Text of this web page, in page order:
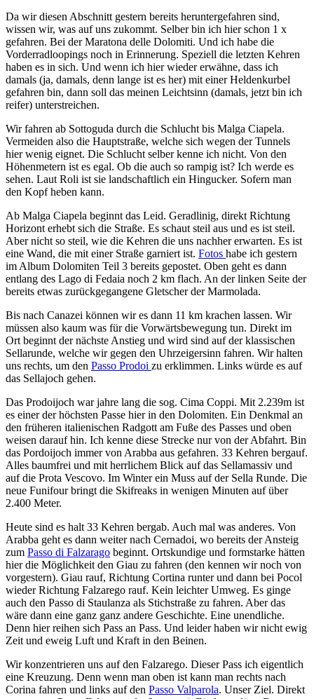
Da wir diesen Abschnitt gestern bereits heruntergefahren sind,
wissen wir, was auf uns zukommt. Selber bin ich hier schon 1 x
gefahren. Bei der Maratona delle Dolomiti. Und ich habe die
Vorderradloopings noch in Erinnerung. Speziell die letzten Kehren
haben es in sich. Und wenn ich hier wieder erwähne, dass ich
damals (ja, damals, denn lange ist es her) mit einer Heldenkurbel
gefahren bin, dann soll das meinen Leichtsinn (damals, jetzt bin ich
reifer) unterstreichen.
Wir fahren ab Sottoguda durch die Schlucht bis Malga Ciapela.
Vermeiden also die Hauptstraße, welche sich wegen der Tunnels
hier wenig eignet. Die Schlucht selber kenne ich nicht. Von den
Höhenmetern ist es egal. Ob die auch so rampig ist? Ich werde es
sehen. Laut Roli ist sie landschaftlich ein Hingucker. Sofern man
den Kopf heben kann.
Ab Malga Ciapela beginnt das Leid. Geradlinig, direkt Richtung
Horizont erhebt sich die Straße. Es schaut steil aus und es ist steil.
Aber nicht so steil, wie die Kehren die uns nachher erwarten. Es ist
eine Wand, die mit einer Straße garniert ist. Fotos habe ich gestern
im Album Dolomiten Teil 3 bereits gepostet. Oben geht es dann
entlang des Lago di Fedaia noch 2 km flach. An der linken Seite der
bereits etwas zurückgegangene Gletscher der Marmolada.
Bis nach Canazei können wir es dann 11 km krachen lassen. Wir
müssen also kaum was für die Vorwärtsbewegung tun. Direkt im
Ort beginnt der nächste Anstieg und wird sind auf der klassischen
Sellarunde, welche wir gegen den Uhrzeigersinn fahren. Wir halten
uns rechts, um den Passo Prodoi zu erklimmen. Links würde es auf
das Sellajoch gehen.
Das Prodoijoch war jahre lang die sog. Cima Coppi. Mit 2.239m ist
es einer der höchsten Passe hier in den Dolomiten. Ein Denkmal an
den früheren italienischen Radgott am Fuße des Passes und oben
weisen darauf hin. Ich kenne diese Strecke nur von der Abfahrt. Bin
das Pordoijoch immer von Arabba aus gefahren. 33 Kehren bergauf.
Alles baumfrei und mit herrlichem Blick auf das Sellamassiv und
auf die Prota Vescovo. Im Winter ein Muss auf der Sella Runde. Die
neue Funifour bringt die Skifreaks in wenigen Minuten auf über
2.400 Meter.
Heute sind es halt 33 Kehren bergab. Auch mal was anderes. Von
Arabba geht es dann weiter nach Cernadoi, wo bereits der Ansteig
zum Passo di Falzarago beginnt. Ortskundige und formstarke hätten
hier die Möglichkeit den Giau zu fahren (den kennen wir noch von
vorgestern). Giau rauf, Richtung Cortina runter und dann bei Pocol
wieder Richtung Falzarego rauf. Kein leichter Umweg. Es ginge
auch den Passo di Staulanza als Stichstraße zu fahren. Aber das
wäre dann eine ganz ganz andere Geschichte. Eine unendliche.
Denn hier reihen sich Pass an Pass. Und leider haben wir nicht ewig
Zeit und eweig Luft und Kraft in den Beinen.
Wir konzentrieren uns auf den Falzarego. Dieser Pass ich eigentlich
eine Kreuzung. Denn wenn man oben ist kann man rechts nach
Corina fahren und links auf den Passo Valparola. Unser Ziel. Direkt